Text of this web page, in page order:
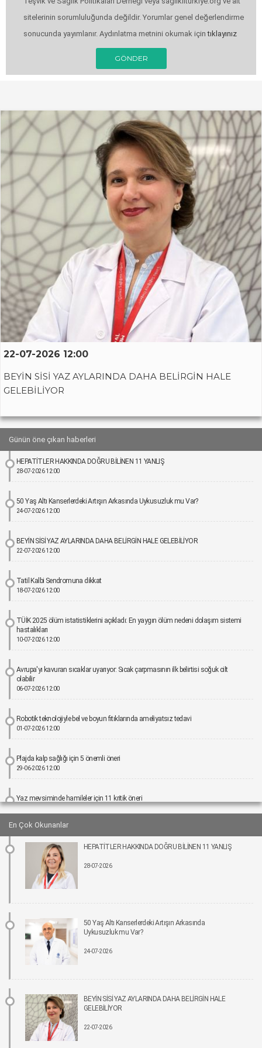
sitelerinin sorumluluğunda değildir. Yorumlar genel değerlendirme
sonucunda yayımlanır. Aydınlatma metnini okumak içintıklayınız
GÖNDER
22-07-2026 12:00
BEYİN SİSİ YAZ AYLARINDA DAHA BELİRGİN HALE
GELEBİLİYOR
Günün öne çıkan haberleri
HEPATİTLER HAKKINDA DOĞRU BİLİNEN 11 YANLIŞ
28-07-2026 12:00
50 Yaş Altı Kanserlerdeki Artışın Arkasında Uykusuzluk mu Var?
24-07-2026 12:00
BEYİN SİSİ YAZ AYLARINDA DAHA BELİRGİN HALE GELEBİLİYOR
22-07-2026 12:00
Tatil Kalbi Sendromuna dikkat
18-07-2026 12:00
TÜİK 2025 ölüm istatistiklerini açıkladı: En yaygın ölüm nedeni dolaşım sistemi
hastalıkları
10-07-2026 12:00
Avrupa'yı kavuran sıcaklar uyarıyor: Sıcak çarpmasının ilk belirtisi soğuk cilt
olabilir
06-07-2026 12:00
Robotik teknolojiyle bel ve boyun fıtıklarında ameliyatsız tedavi
01-07-2026 12:00
Plajda kalp sağlığı için 5 önemli öneri
29-06-2026 12:00
Yaz mevsiminde hamileler için 11 kritik öneri
25-06-2026 12:00
Kız çocuklarında idrar yolu enfeksiyonu riski 4 kata kadar artabiliyor
24-06-2026 12:00
Bel Ağrıları Basit Önlemlerle Kontrol Altına Alınabilir
17-06-2026 12:00
Tıpta Yeni Dönemin Adı: Eş Zamanlı Kombine Cerrahiler
16-06-2026 12:00
İmplant tedavisinde aynı gün yeni diş mümkün
Parkinson riskinde çevresel faktörler öne çıkıyor!
15-06-2026 12:00
Fonksiyonel Tıp Hastalığın Değil, Nedenin Peşine Düşüyor
En Çok Okunanlar
HEPATİTLER HAKKINDA DOĞRU BİLİNEN 11 YANLIŞ
28-07-2026
50 Yaş Altı Kanserlerdeki Artışın Arkasında
Uykusuzluk mu Var?
24-07-2026
BEYİN SİSİ YAZ AYLARINDA DAHA BELİRGİN HALE
GELEBİLİYOR
22-07-2026